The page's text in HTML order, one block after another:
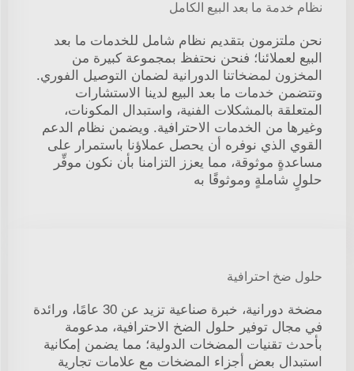
نظام خدمة ما بعد البيع الكامل
نحن ملتزمون بتقديم نظام شامل للخدمات ما بعد
البيع لعملائنا؛ فنحن نحتفظ بمجموعة كبيرة من
المخزون لمضخاتنا الدورانية لضمان التوصيل الفوري.
وتتضمن خدمات ما بعد البيع لدينا الاستشارات
المتعلقة بالمشكلات الفنية، واستبدال المكونات،
وغيرها من الخدمات الاحترافية. ويضمن نظام الدعم
القوي الذي نوفره أن يحصل عملاؤنا باستمرار على
مساعدةٍ موثوقة، مما يعزز التزامنا بأن نكون موفِّر
حلولٍ شاملةٍ وموثوقًا به
حلول ضخ احترافية
مضخة دورانية، خبرة صناعية تزيد عن 30 عامًا، ورائدة
في مجال توفير حلول الضخ الاحترافية، مدعومة
بأحدث تقنيات المضخات الدولية؛ مما يضمن إمكانية
استبدال بعض أجزاء المضخات مع علامات تجارية